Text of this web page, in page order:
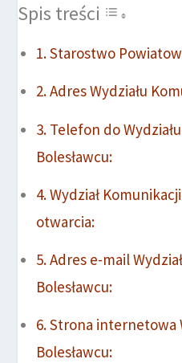
Spis treści
Starostwo
Adres Wydziału
Telefon do
Bolesławcu:
Wydział
otwarcia:
Adres e-mail
Bolesławcu:
Strona internetowa
Bolesławcu: